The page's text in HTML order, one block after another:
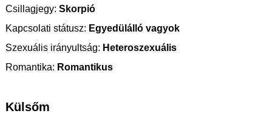
Csillagjegy: Skorpió
Kapcsolati státusz: Egyedülálló vagyok
Szexuális irányultság: Heteroszexuális
Romantika: Romantikus
Külsőm